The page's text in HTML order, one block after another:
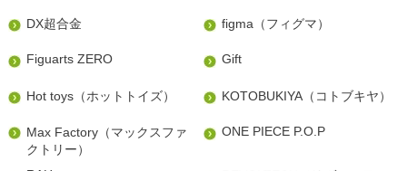
DX超合金 figma（フィグマ）
Figuarts ZERO Gift
Hot toys（ホットトイズ） KOTOBUKIYA（コトブキヤ）
Max Factory（マックスファ
クトリー）
ONE PIECE P.O.P